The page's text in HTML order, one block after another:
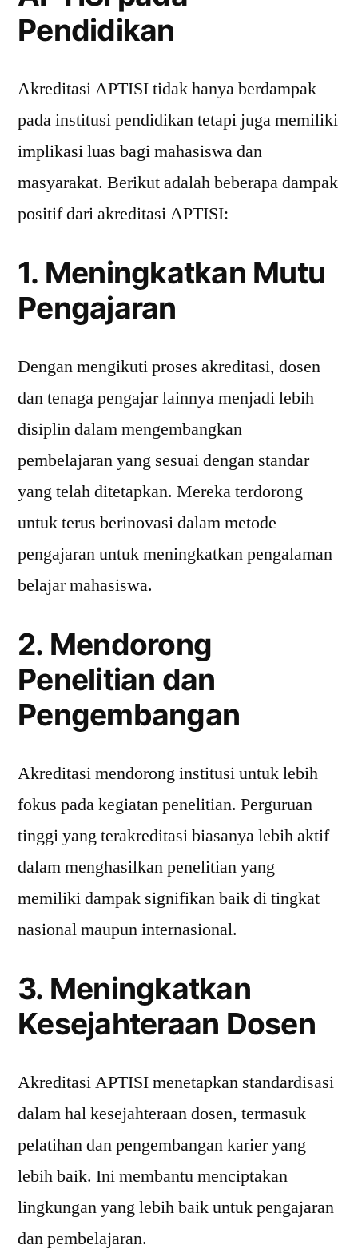
Pendidikan
Akreditasi APTISI tidak hanya berdampak
pada institusi pendidikan tetapi juga memiliki
implikasi luas bagi mahasiswa dan
masyarakat. Berikut adalah beberapa dampak
positif dari akreditasi APTISI:
1. Meningkatkan Mutu
Pengajaran
Dengan mengikuti proses akreditasi, dosen
dan tenaga pengajar lainnya menjadi lebih
disiplin dalam mengembangkan
pembelajaran yang sesuai dengan standar
yang telah ditetapkan. Mereka terdorong
untuk terus berinovasi dalam metode
pengajaran untuk meningkatkan pengalaman
belajar mahasiswa.
2. Mendorong
Penelitian dan
Pengembangan
Akreditasi mendorong institusi untuk lebih
fokus pada kegiatan penelitian. Perguruan
tinggi yang terakreditasi biasanya lebih aktif
dalam menghasilkan penelitian yang
memiliki dampak signifikan baik di tingkat
nasional maupun internasional.
3. Meningkatkan
Kesejahteraan Dosen
Akreditasi APTISI menetapkan standardisasi
dalam hal kesejahteraan dosen, termasuk
pelatihan dan pengembangan karier yang
lebih baik. Ini membantu menciptakan
lingkungan yang lebih baik untuk pengajaran
dan pembelajaran.